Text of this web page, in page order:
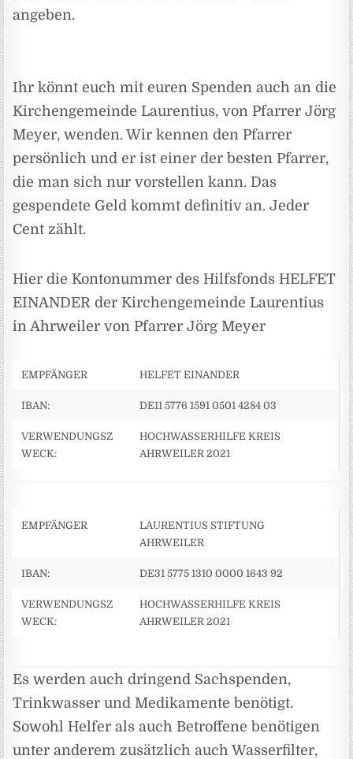
angeben.
Ihr könnt euch mit euren Spenden auch an die
Kirchengemeinde Laurentius, von Pfarrer Jörg
Meyer, wenden. Wir kennen den Pfarrer
persönlich und er ist einer der besten Pfarrer,
die man sich nur vorstellen kann. Das
gespendete Geld kommt definitiv an. Jeder
Cent zählt.
Hier die Kontonummer des Hilfsfonds HELFET
EINANDER der Kirchengemeinde Laurentius
in Ahrweiler von Pfarrer Jörg Meyer
EMPFÄNGER HELFET EINANDER
IBAN: DE11 5776 1591 0501 4284 03
VERWENDUNGSZ
WECK:
HOCHWASSERHILFE KREIS
AHRWEILER 2021
EMPFÄNGER
LAURENTIUS STIFTUNG
AHRWEILER
IBAN: DE31 5775 1310 0000 1643 92
VERWENDUNGSZ
WECK:
HOCHWASSERHILFE KREIS
AHRWEILER 2021
Es werden auch dringend Sachspenden,
Trinkwasser und Medikamente benötigt.
Sowohl Helfer als auch Betroffene benötigen
unter anderem zusätzlich auch Wasserfilter,